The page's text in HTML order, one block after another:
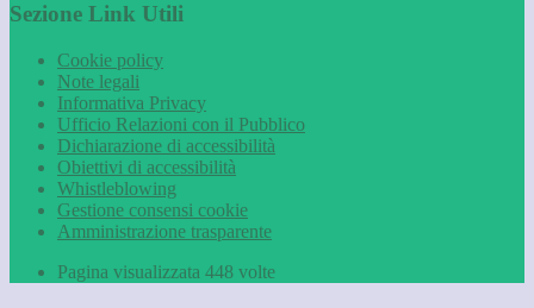
Sezione Link Utili
Cookie policy
Note legali
Informativa Privacy
Ufficio Relazioni con il Pubblico
Dichiarazione di accessibilità
Obiettivi di accessibilità
Whistleblowing
Gestione consensi cookie
Amministrazione trasparente
Pagina visualizzata 448 volte